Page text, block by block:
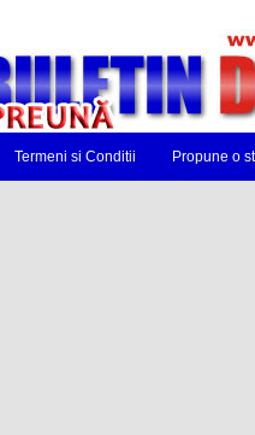
Termeni si Conditii Propune o